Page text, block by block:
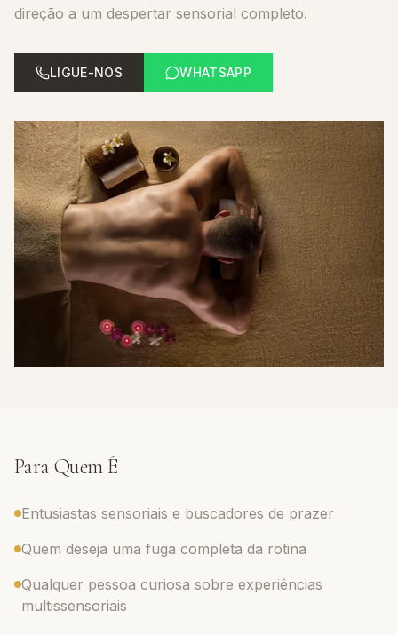
direção a um despertar sensorial completo.
LIGUE-NOS WHATSAPP
Para Quem É
Entusiastas sensoriais e buscadores de prazer
Quem deseja uma fuga completa da rotina
Qualquer pessoa curiosa sobre experiências
multissensoriais